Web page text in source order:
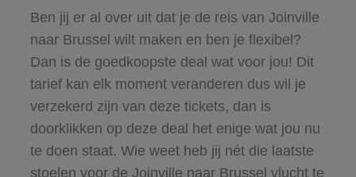
Ben jij er al over uit dat je de reis van Joinville
naar Brussel wilt maken en ben je flexibel?
Dan is de goedkoopste deal wat voor jou! Dit
tarief kan elk moment veranderen dus wil je
verzekerd zijn van deze tickets, dan is
doorklikken op deze deal het enige wat jou nu
te doen staat. Wie weet heb jij nét die laatste
stoelen voor de Joinville naar Brussel vlucht te